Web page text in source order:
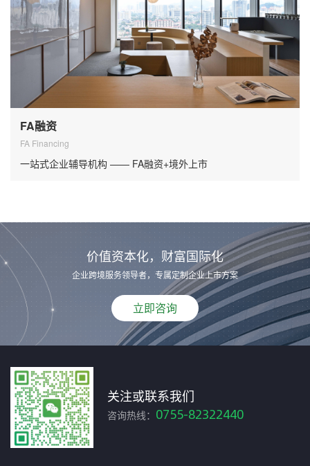
FA融资
FA Financing
一站式企业辅导机构 —— FA融资+境外上市
价值资本化，财富国际化
企业跨境服务领导者，专属定制企业上市方案
立即咨询
关注或联系我们
咨询热线： 0755-82322440